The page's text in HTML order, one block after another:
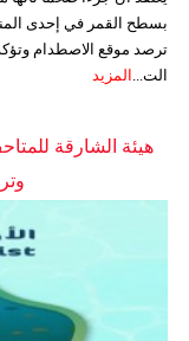
بسطح القمر في إحدى
ترصد موقع الاصطدام
الت...
المزيد
هيئة الشارقة